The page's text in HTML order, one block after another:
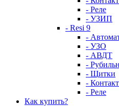
- Реле
- УЗИП
- Resi 9
-
- УЗО
- АВДТ
-
- Щитки
-
- Реле
Как купить?